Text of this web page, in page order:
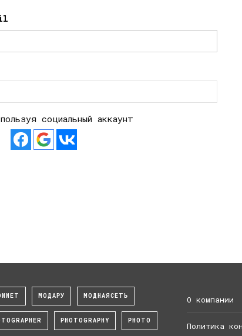
социальный аккаунт
МОДАРУ МОДНАЯСЕТЬ
PHOTOGRAPHY PHOTO
О компании
Политика